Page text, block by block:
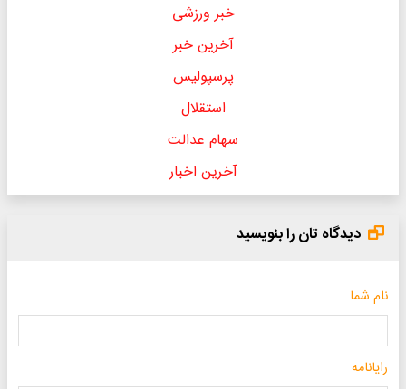
خبر ورزشی
آخرین خبر
پرسپولیس
استقلال
سهام عدالت
آخرین اخبار
دیدگاه تان را بنویسید
نام شما
رایانامه